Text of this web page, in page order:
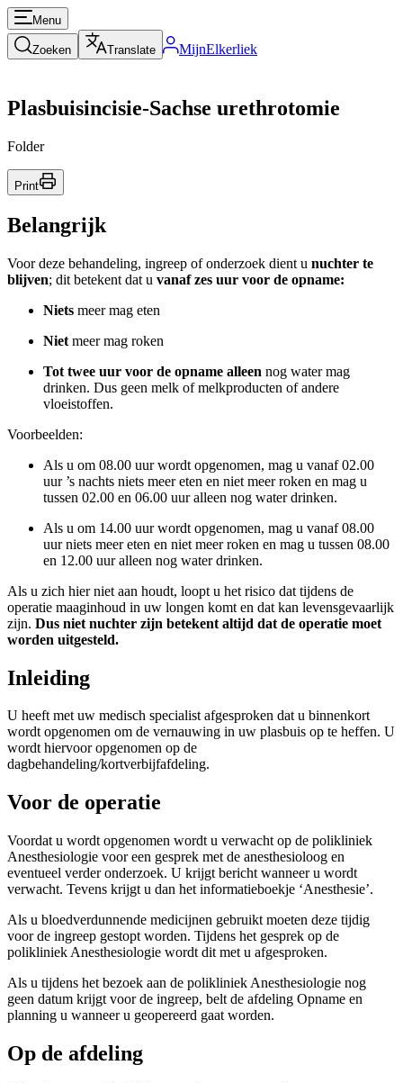
Menu
Zoeken Translate MijnElkerliek
Plasbuisincisie-Sachse urethrotomie
Folder
Print
Belangrijk
Voor deze behandeling, ingreep of onderzoek dient u nuchter te
blijven; dit betekent dat u vanaf zes uur voor de opname:
Niets meer mag eten
Niet meer mag roken
Tot twee uur voor de opname alleen nog water mag
drinken. Dus geen melk of melkproducten of andere
vloeistoffen.
Voorbeelden:
Als u om 08.00 uur wordt opgenomen, mag u vanaf 02.00
uur ’s nachts niets meer eten en niet meer roken en mag u
tussen 02.00 en 06.00 uur alleen nog water drinken.
Als u om 14.00 uur wordt opgenomen, mag u vanaf 08.00
uur niets meer eten en niet meer roken en mag u tussen 08.00
en 12.00 uur alleen nog water drinken.
Als u zich hier niet aan houdt, loopt u het risico dat tijdens de
operatie maaginhoud in uw longen komt en dat kan levensgevaarlijk
zijn. Dus niet nuchter zijn betekent altijd dat de operatie moet
worden uitgesteld.
Inleiding
U heeft met uw medisch specialist afgesproken dat u binnenkort
wordt opgenomen om de vernauwing in uw plasbuis op te heffen. U
wordt hiervoor opgenomen op de
dagbehandeling/kortverbijfafdeling.
Voor de operatie
Voordat u wordt opgenomen wordt u verwacht op de polikliniek
Anesthesiologie voor een gesprek met de anesthesioloog en
eventueel verder onderzoek. U krijgt bericht wanneer u wordt
verwacht. Tevens krijgt u dan het informatieboekje ‘Anesthesie’.
Als u bloedverdunnende medicijnen gebruikt moeten deze tijdig
voor de ingreep gestopt worden. Tijdens het gesprek op de
polikliniek Anesthesiologie wordt dit met u afgesproken.
Als u tijdens het bezoek aan de polikliniek Anesthesiologie nog
geen datum krijgt voor de ingreep, belt de afdeling Opname en
planning u wanneer u geopereerd gaat worden.
Op de afdeling